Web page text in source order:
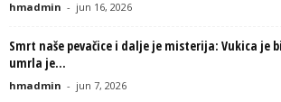
hmadmin - jun 16, 2026
Smrt naše pevačice i dalje je misterija: Vukica je
umrla je...
hmadmin - jun 7, 2026